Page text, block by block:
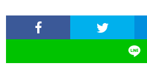
o
o
k
o
n
pc
h
at
Li
n